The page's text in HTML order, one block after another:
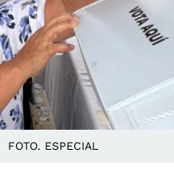
FOTO. ESPECIAL